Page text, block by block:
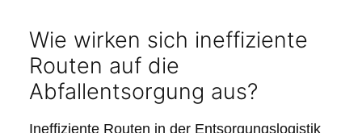
Wie wirken sich ineffiziente
Routen auf die
Abfallentsorgung aus?
Ineffiziente Routen in der Entsorgungslogistik